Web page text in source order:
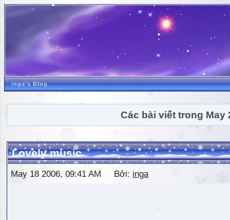
inga's Blog
Các bài viết trong May
Lovely music
May 18 2006, 09:41 AM Bởi: inga